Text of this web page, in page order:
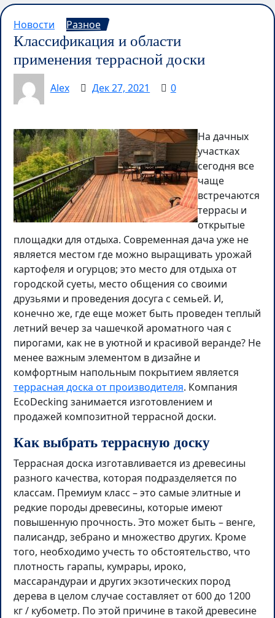
Новости Разное
Классификация и области
применения террасной доски
Alex Дек 27, 2021 0
На дачных
участках
сегодня все
чаще
встречаются
террасы и
открытые
площадки для отдыха. Современная дача уже не
является местом где можно выращивать урожай
картофеля и огурцов; это место для отдыха от
городской суеты, место общения со своими
друзьями и проведения досуга с семьей. И,
конечно же, где еще может быть проведен теплый
летний вечер за чашечкой ароматного чая с
пирогами, как не в уютной и красивой веранде? Не
менее важным элементом в дизайне и
комфортным напольным покрытием является
террасная доска от производителя. Компания
EcoDecking занимается изготовлением и
продажей композитной террасной доски.
Как выбрать террасную доску
Террасная доска изготавливается из древесины
разного качества, которая подразделяется по
классам. Премиум класс – это самые элитные и
редкие породы древесины, которые имеют
повышенную прочность. Это может быть – венге,
палисандр, зебрано и множество других. Кроме
того, необходимо учесть то обстоятельство, что
плотность гарапы, кумрары, ироко,
массарандураи и других экзотических пород
дерева в целом случае составляет от 600 до 1200
кг / кубометр. По этой причине в такой древесине